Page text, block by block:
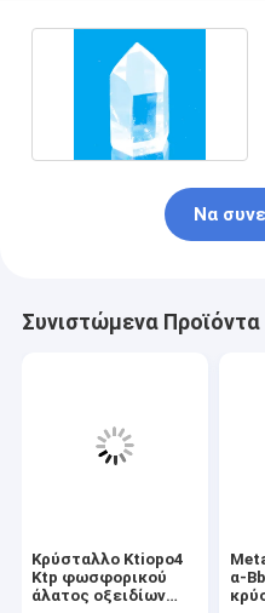
Να
Συνιστώμενα Προϊόντα
Κρύσταλλο Ktiopo4
Ktp φωσφορικού
άλατος οξειδίων
α-